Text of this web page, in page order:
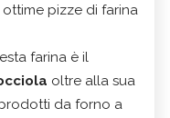
pizze di farina
farina è il
oltre alla sua
da forno a